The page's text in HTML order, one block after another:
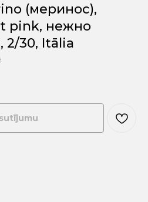
(меринос),
pink, нежно
2/30, Itālia